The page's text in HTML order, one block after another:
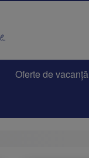
Oferte de vacanță